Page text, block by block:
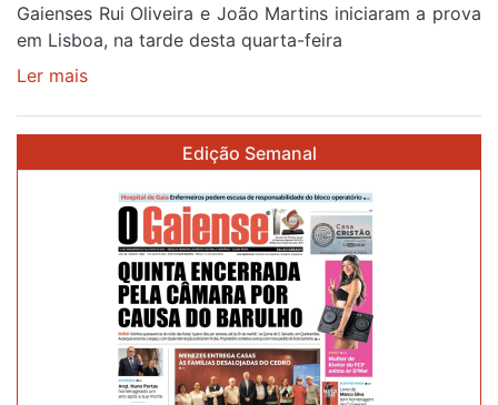
Gaienses Rui Oliveira e João Martins iniciaram a prova
em Lisboa, na tarde desta quarta-feira
Ler mais
brilho
prata
prólogo
estreia
Edição Semanal